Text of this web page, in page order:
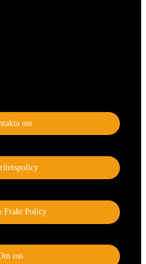
oss
Frakt Policy
oss